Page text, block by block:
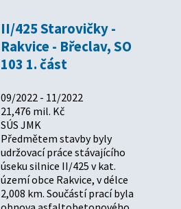
II/425 Starovičky -
Rakvice - Břeclav, SO
103 1. část
09/2022 - 11/2022
21,476 mil. Kč
SÚS JMK
Předmětem stavby byly
udržovací práce stávajícího
úseku silnice II/425 v kat.
území obce Rakvice, v délce
2,008 km. Součástí prací byla